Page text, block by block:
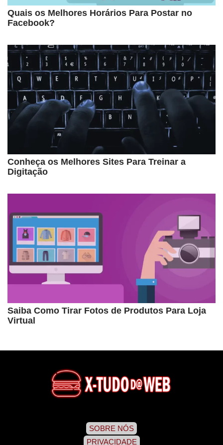
Quais os Melhores Horários Para Postar no
Facebook?
Conheça os Melhores Sites Para Treinar a
Digitação
Saiba Como Tirar Fotos de Produtos Para Loja
Virtual
SOBRE NÓS
PRIVACIDADE